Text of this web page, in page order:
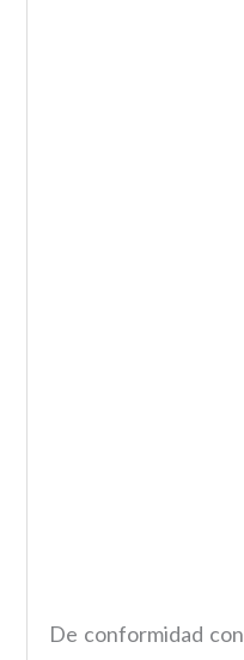
De conformidad con